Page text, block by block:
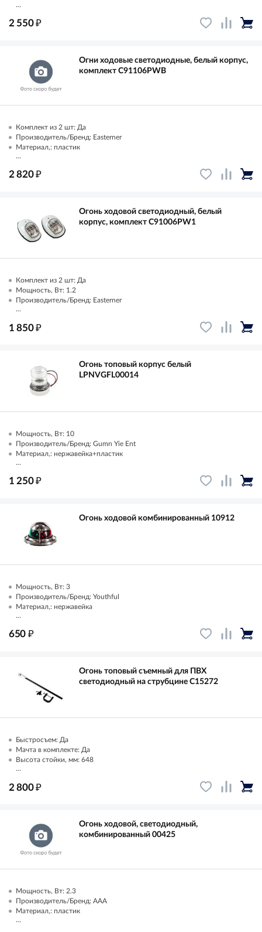
...
2 550₽
Огни ходовые светодиодные, белый корпус,
комплект C91106PWB
Комплект из 2 шт: Да
Производитель/Бренд: Easterner
Материал,: пластик
...
2 820₽
Огонь ходовой светодиодный, белый
корпус, комплект C91006PW1
Комплект из 2 шт: Да
Мощность, Вт: 1.2
Производитель/Бренд: Easterner
...
1 850₽
Огонь топовый корпус белый
LPNVGFL00014
Мощность, Вт: 10
Производитель/Бренд: Gumn Yie Ent
Материал,: нержавейка+пластик
...
1 250₽
Огонь ходовой комбинированный 10912
Мощность, Вт: 3
Производитель/Бренд: Youthful
Материал,: нержавейка
...
650 ₽
Огонь топовый съемный для ПВХ
светодиодный на струбцине C15272
Быстросъем: Да
Мачта в комплекте: Да
Высота стойки, мм: 648
...
2 800₽
Огонь ходовой, светодиодный,
комбинированный 00425
Мощность, Вт: 2.3
Производитель/Бренд: AAA
Материал,: пластик
...